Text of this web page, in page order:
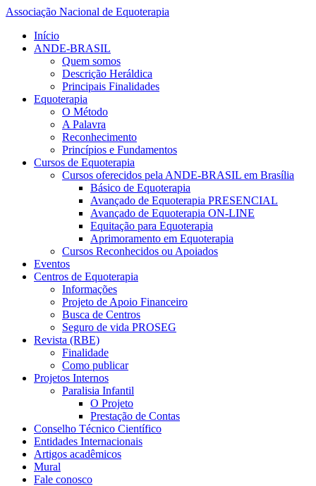
Associação Nacional de Equoterapia
Início
ANDE-BRASIL
Quem somos
Descrição Heráldica
Principais Finalidades
Equoterapia
O Método
A Palavra
Reconhecimento
Princípios e Fundamentos
Cursos de Equoterapia
Cursos oferecidos pela ANDE-BRASIL em Brasília
Básico de Equoterapia
Avançado de Equoterapia PRESENCIAL
Avançado de Equoterapia ON-LINE
Equitação para Equoterapia
Aprimoramento em Equoterapia
Cursos Reconhecidos ou Apoiados
Eventos
Centros de Equoterapia
Informações
Projeto de Apoio Financeiro
Busca de Centros
Seguro de vida PROSEG
Revista (RBE)
Finalidade
Como publicar
Projetos Internos
Paralisia Infantil
O Projeto
Prestação de Contas
Conselho Técnico Científico
Entidades Internacionais
Artigos acadêmicos
Mural
Fale conosco